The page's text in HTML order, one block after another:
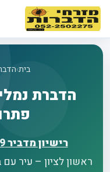
בית›
הדברת
רישיון מדביר
ראשון לציון – עיר